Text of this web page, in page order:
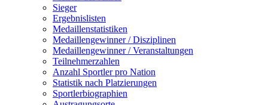
Sieger
Ergebnislisten
Medaillenstatistiken
Medaillengewinner / Disziplinen
Medaillengewinner / Veranstaltungen
Teilnehmerzahlen
Anzahl Sportler pro Nation
Statistik nach Platzierungen
Sportlerbiographien